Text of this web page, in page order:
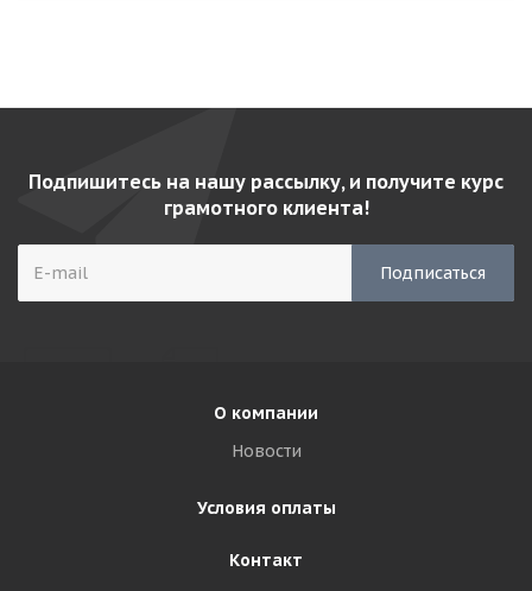
Подпишитесь на нашу рассылку, и получите курс
грамотного клиента!
О компании
Новости
Условия оплаты
Контакт